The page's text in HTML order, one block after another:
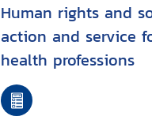
Human rights and
action and service
health professions